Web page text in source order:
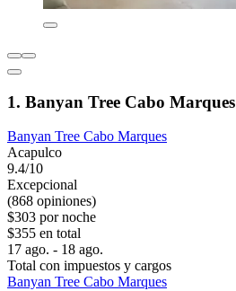
1. Banyan Tree Cabo Marques
Banyan Tree Cabo Marques
Acapulco
9.4/10
Excepcional
(868 opiniones)
$303 por noche
$355 en total
17 ago. - 18 ago.
Total con impuestos y cargos
Banyan Tree Cabo Marques